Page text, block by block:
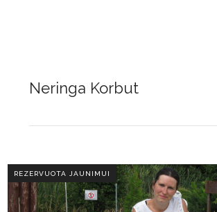
Neringa Korbut
REZERVUOTA JAUNIMUI